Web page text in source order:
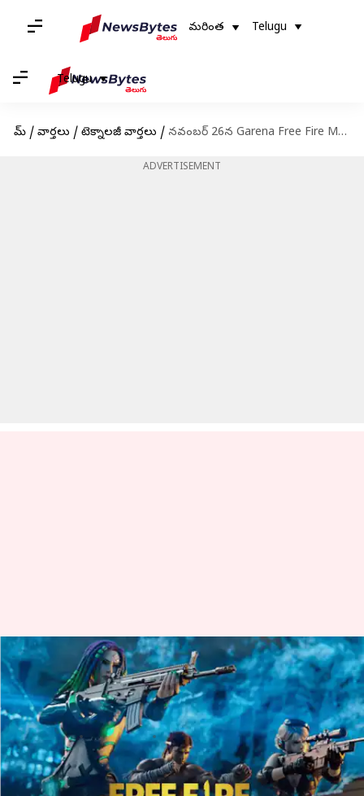
మరింత Telugu
Telugu
హోమ్ / వార్తలు / టెక్నాలజీ వార్తలు / నవంబర్ 26న Garena Free Fire Max కోడ్‌లు రీడీమ్ చేసుకునే విధానం
ADVERTISEMENT
నవంబర్ 26న Garena Free Fire
Max కోడ్‌లు రీడీమ్ చేసుకునే
విధానం
వ్రాసిన వారు Stalin Nov 26, 2023 10:45 am
ఈ వార్తాకథనం ఏంటి